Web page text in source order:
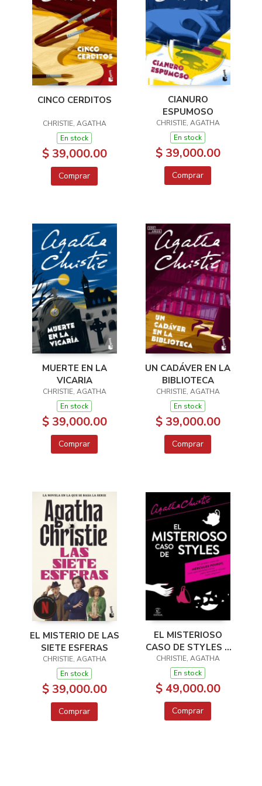
CINCO CERDITOS
CHRISTIE, AGATHA
En stock
$ 39,000.00
Comprar
CIANURO
ESPUMOSO
CHRISTIE, AGATHA
En stock
$ 39,000.00
Comprar
MUERTE EN LA
VICARIA
CHRISTIE, AGATHA
En stock
$ 39,000.00
Comprar
UN CADÁVER EN LA
BIBLIOTECA
CHRISTIE, AGATHA
En stock
$ 39,000.00
Comprar
EL MISTERIO DE LAS
SIETE ESFERAS
CHRISTIE, AGATHA
En stock
$ 39,000.00
Comprar
EL MISTERIOSO
CASO DE STYLES 1
HERCULES POIROT
CHRISTIE, AGATHA
En stock
$ 49,000.00
Comprar